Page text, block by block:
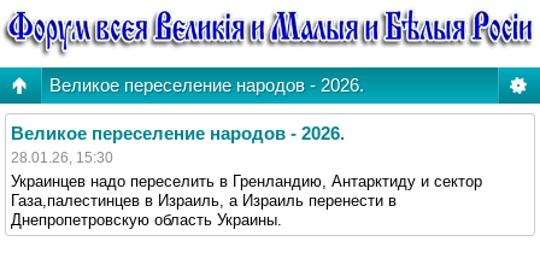
Великое переселение народов - 2026.
Великое переселение народов - 2026.
28.01.26, 15:30
Украинцев надо переселить в Гренландию, Антарктиду и сектор
Газа,палестинцев в Израиль, а Израиль перенести в
Днепропетровскую область Украины.